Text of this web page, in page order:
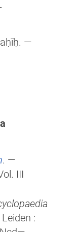
—
. —
III
: